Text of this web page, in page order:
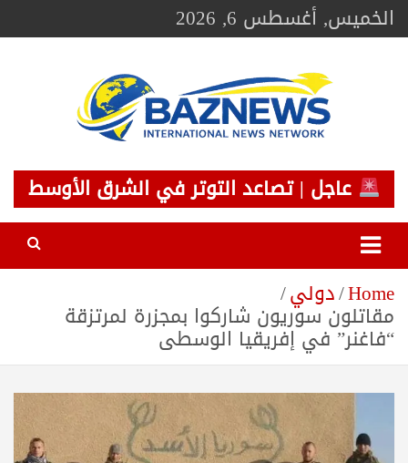
Skip
toالخميس, أغسطس 6, 2026
BAZNEWS
شبكة باز الإخبارية
عاجل | تصاعد التوتر في الشرق الأوسط
Home دولي
مقاتلون سوريون شاركوا بمجزرة لمرتزقة
“فاغنر” في إفريقيا الوسطى